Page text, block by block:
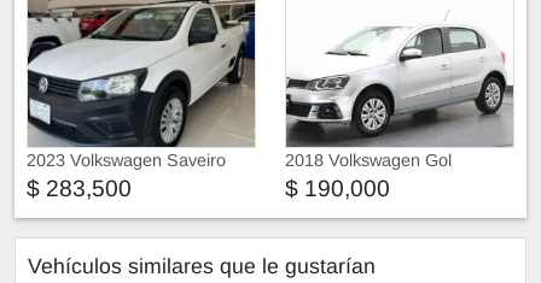
2023 Volkswagen Saveiro
$ 283,500
2018 Volkswagen Gol
$ 190,000
Vehículos similares que le gustarían